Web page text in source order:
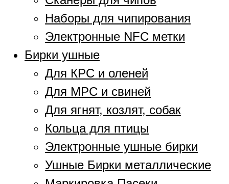
Наборы для чипирования
Электронные NFC метки
Бирки ушные
Для КРС и оленей
Для МРС и свиней
Для ягнят, козлят, собак
Кольца для птицы
Электронные ушные бирки
Ушные Бирки металлические